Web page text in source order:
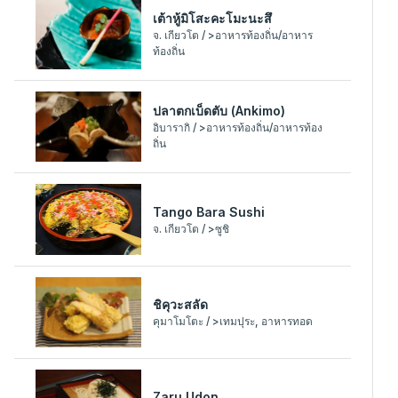
เต้าหู้มิโสะคะโมะนะสึ
จ. เกียวโต / >อาหารท้องถิ่น/อาหาร
ท้องถิ่น
ปลาตกเบ็ดตับ (Ankimo)
อิบารากิ / >อาหารท้องถิ่น/อาหารท้อง
ถิ่น
Tango Bara Sushi
จ. เกียวโต / >ซูชิ
ชิคุวะสลัด
คุมาโมโตะ / >เทมปุระ, อาหารทอด